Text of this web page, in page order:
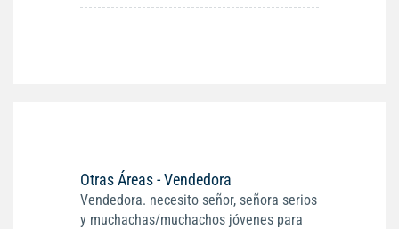
Otras Áreas - Vendedora
Vendedora. necesito señor, señora serios
y muchachas/muchachos jóvenes para